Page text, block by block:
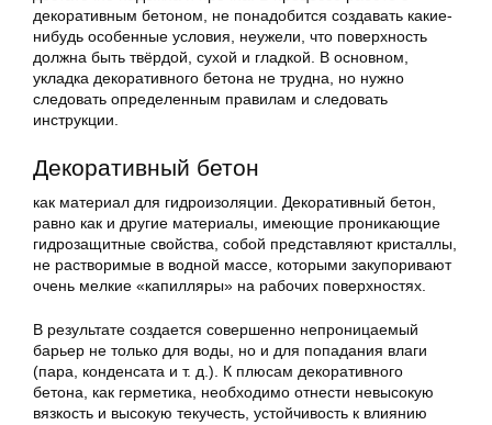
декоративным бетоном, не понадобится создавать какие-
нибудь особенные условия, неужели, что поверхность
должна быть твёрдой, сухой и гладкой. В основном,
укладка декоративного бетона не трудна, но нужно
следовать определенным правилам и следовать
инструкции.
Декоративный бетон
как материал для гидроизоляции. Декоративный бетон,
равно как и другие материалы, имеющие проникающие
гидрозащитные свойства, собой представляют кристаллы,
не растворимые в водной массе, которыми закупоривают
очень мелкие «капилляры» на рабочих поверхностях.
В результате создается совершенно непроницаемый
барьер не только для воды, но и для попадания влаги
(пара, конденсата и т. д.). К плюсам декоративного
бетона, как герметика, необходимо отнести невысокую
вязкость и высокую текучесть, устойчивость к влиянию